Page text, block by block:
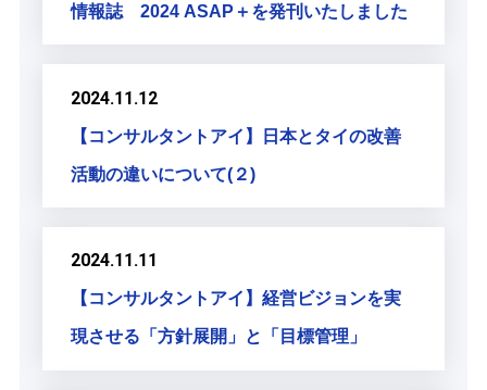
情報誌 2024 ASAP＋を発刊いたしました
2024.11.12
【コンサルタントアイ】日本とタイの改善
活動の違いについて(２)
2024.11.11
【コンサルタントアイ】経営ビジョンを実
現させる「方針展開」と「目標管理」